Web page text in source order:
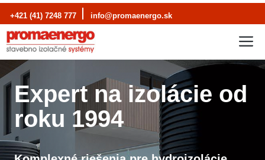
Preskočiť
na
obsah
+421 (41) 7248 777 info@promaenergo.sk
Expert na izolácie od
roku 1994